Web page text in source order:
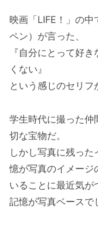
映画「LIFE！」の中
ペン）が言った、
『自分にとって好
くない』
という感じのセリフ
学生時代に撮った仲
切な宝物だ。
しかし写真に残っ
憶が写真のイメージ
いることに最近気が
記憶が写真ベースで